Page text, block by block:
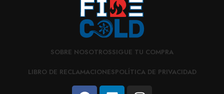
SOBRE NOSOTROSSIGUE TU COMPRA
LIBRO DE RECLAMACIONESPOLÍTICA DE PRIVACIDAD